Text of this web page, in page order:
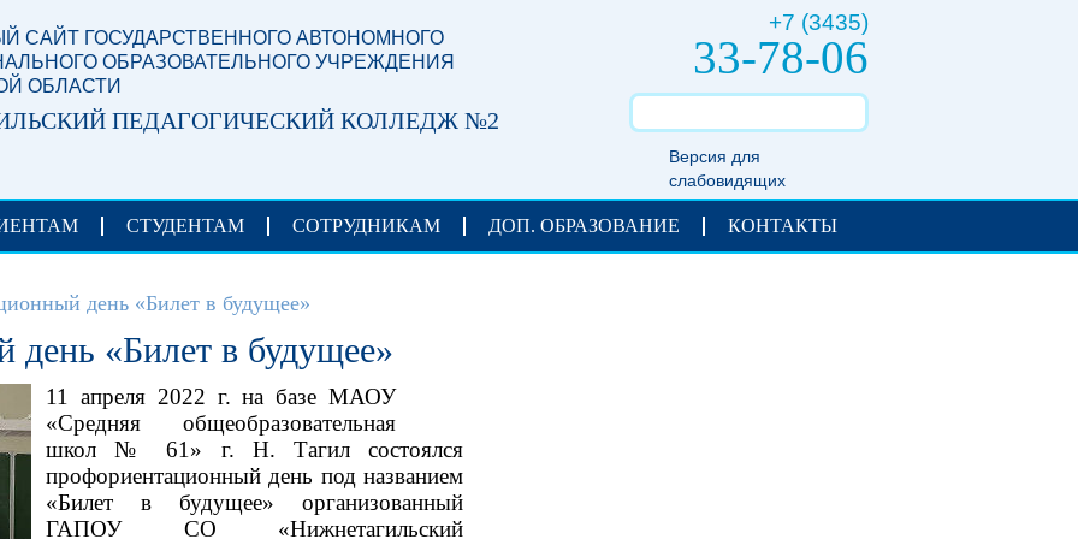
+7 (3435)
33-78-06
Версия для
слабовидящих
САЙТ ГОСУДАРСТВЕННОГО АВТОНОМНОГО
ОБРАЗОВАТЕЛЬНОГО УЧРЕЖДЕНИЯ
ОБЛАСТИ
ПЕДАГОГИЧЕСКИЙ КОЛЛЕДЖ №2
СТУДЕНТАМ СОТРУДНИКАМ ДОП. ОБРАЗОВАНИЕ КОНТАКТЫ
день «Билет в будущее»
«Билет в будущее»
11 апреля 2022 г. на базе МАОУ
«Средняя общеобразовательная
школ № 61» г. Н. Тагил состоялся
профориентационный день под названием
«Билет в будущее» организованный
ГАПОУ СО «Нижнетагильский